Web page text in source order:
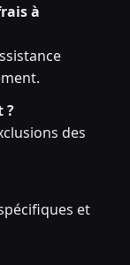
à
?
des
et